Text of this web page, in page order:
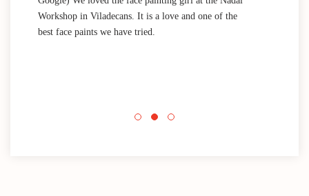
Workshop in Viladecans. It is a love and one of the
best face paints we have tried.